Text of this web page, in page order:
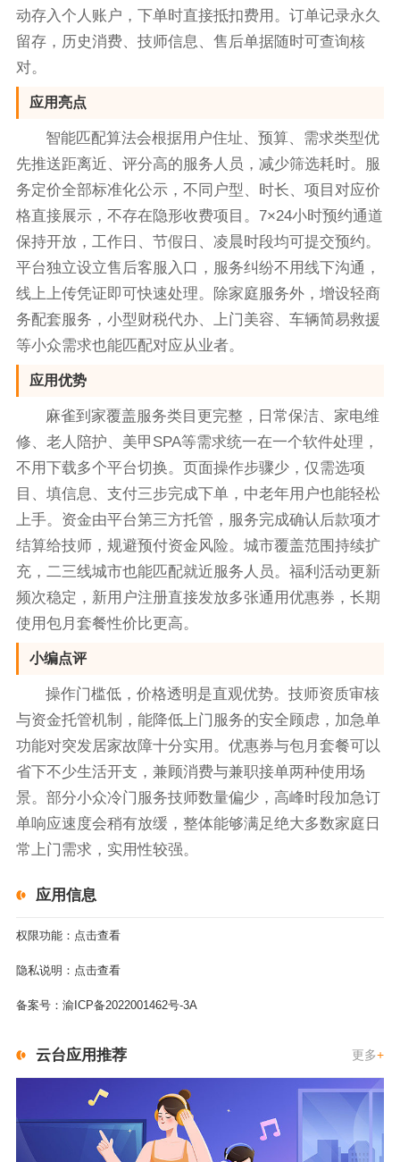
动存入个人账户，下单时直接抵扣费用。订单记录永久
留存，历史消费、技师信息、售后单据随时可查询核
对。
应用亮点
智能匹配算法会根据用户住址、预算、需求类型优
先推送距离近、评分高的服务人员，减少筛选耗时。服
务定价全部标准化公示，不同户型、时长、项目对应价
格直接展示，不存在隐形收费项目。7×24小时预约通道
保持开放，工作日、节假日、凌晨时段均可提交预约。
平台独立设立售后客服入口，服务纠纷不用线下沟通，
线上上传凭证即可快速处理。除家庭服务外，增设轻商
务配套服务，小型财税代办、上门美容、车辆简易救援
等小众需求也能匹配对应从业者。
应用优势
麻雀到家覆盖服务类目更完整，日常保洁、家电维
修、老人陪护、美甲SPA等需求统一在一个软件处理，
不用下载多个平台切换。页面操作步骤少，仅需选项
目、填信息、支付三步完成下单，中老年用户也能轻松
上手。资金由平台第三方托管，服务完成确认后款项才
结算给技师，规避预付资金风险。城市覆盖范围持续扩
充，二三线城市也能匹配就近服务人员。福利活动更新
频次稳定，新用户注册直接发放多张通用优惠券，长期
使用包月套餐性价比更高。
小编点评
操作门槛低，价格透明是直观优势。技师资质审核
与资金托管机制，能降低上门服务的安全顾虑，加急单
功能对突发居家故障十分实用。优惠券与包月套餐可以
省下不少生活开支，兼顾消费与兼职接单两种使用场
景。部分小众冷门服务技师数量偏少，高峰时段加急订
单响应速度会稍有放缓，整体能够满足绝大多数家庭日
常上门需求，实用性较强。
应用信息
权限功能： 点击查看
隐私说明： 点击查看
备案号： 渝ICP备2022001462号-3A
云台应用推荐 更多+